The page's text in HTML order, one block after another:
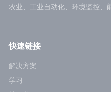
农业、工业自动化、环境监控、
快速链接
解决方案
学习